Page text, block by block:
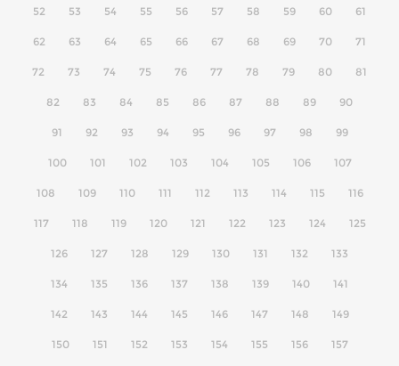
52 53 54 55 56 57 58 59 60 61
62 63 64 65 66 67 68 69 70 71
72 73 74 75 76 77 78 79 80 81
82 83 84 85 86 87 88 89 90
91 92 93 94 95 96 97 98 99
100 101 102 103 104 105 106 107
108 109 110 111 112 113 114 115 116
117 118 119 120 121 122 123 124 125
126 127 128 129 130 131 132 133
134 135 136 137 138 139 140 141
142 143 144 145 146 147 148 149
150 151 152 153 154 155 156 157